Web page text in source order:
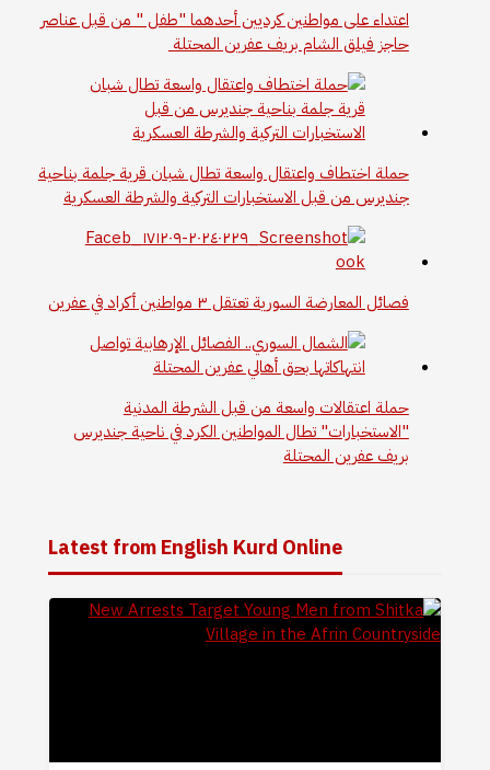
اعتداء على مواطنين كرديين أحدهما "طفل " من قبل عناصر
حاجز فيلق الشام بريف عفرين المحتلة
حملة اختطاف واعتقال واسعة تطال شبان قرية جلمة بناحية
جنديرس من قبل الاستخبارات التركية والشرطة العسكرية
فصائل المعارضة السورية تعتقل ٣ مواطنين أكراد في عفرين
حملة اعتقالات واسعة من قبل الشرطة المدنية
"الاستخبارات" تطال المواطنين الكرد في ناحية جنديرس
بريف عفرين المحتلة
Latest from English Kurd Online